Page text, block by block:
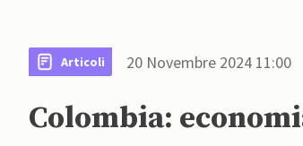
Articoli 20 Novembre 2024 11:00
Colombia: